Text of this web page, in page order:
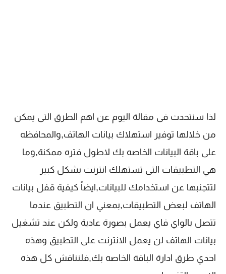
لذا سنتحدث فى مقالة اليوم عن اهم الطرق التى يمكن
من خلالها توفير استهلاك بيانات الهاتف,والمحافظه
على باقة البيانات الخاصه بك لاطول فتره ممكنة,وما
هي التطبيقات التى تستهلك انترنت بشكل كبير
لتتجنبها عن استخدامك للبيانات,ايضاً كيفية قفل بيانات
الهاتف لبعض التطبيقات,بمعني ان التطبيق عندما
تتصل بالواي فاي يعمل بصورة عادية ولكن عند تشغيل
بيانات الهاتف لن يعمل الانترنت على التطبيق وهذه
احدي طرق ادارة الباقة الخاصه بك,فلنناقش كل هذه